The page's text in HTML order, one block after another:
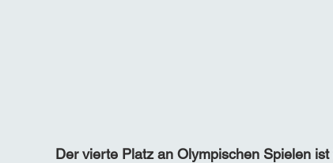
Der vierte Platz an Olympischen Spielen